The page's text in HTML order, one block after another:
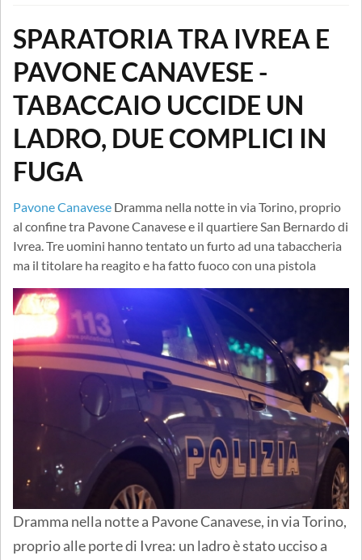
SPARATORIA TRA IVREA E
PAVONE CANAVESE -
TABACCAIO UCCIDE UN
LADRO, DUE COMPLICI IN
FUGA
Pavone Canavese Dramma nella notte in via Torino, proprio
al confine tra Pavone Canavese e il quartiere San Bernardo di
Ivrea. Tre uomini hanno tentato un furto ad una tabaccheria
ma il titolare ha reagito e ha fatto fuoco con una pistola
Dramma nella notte a Pavone Canavese, in via Torino,
proprio alle porte di Ivrea: un ladro è stato ucciso a